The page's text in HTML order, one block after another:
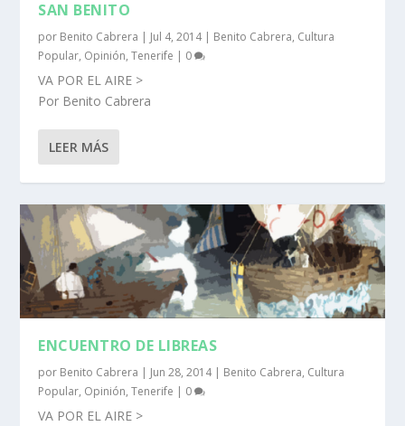
SAN BENITO
por Benito Cabrera | Jul 4, 2014| Benito Cabrera, Cultura
Popular, Opinión,Tenerife | 0
VA POR EL AIRE >
Por Benito Cabrera
LEER MÁS
ENCUENTRO DE LIBREAS
por Benito Cabrera | Jun 28, 2014| Benito Cabrera, Cultura
Popular, Opinión,Tenerife | 0
VA POR EL AIRE >